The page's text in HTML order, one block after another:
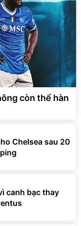
còn thể hàn
Chelsea sau 20
canh bạc thay